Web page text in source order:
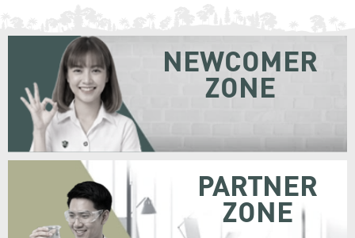
NEWCOMER
ZONE
PARTNER
ZONE